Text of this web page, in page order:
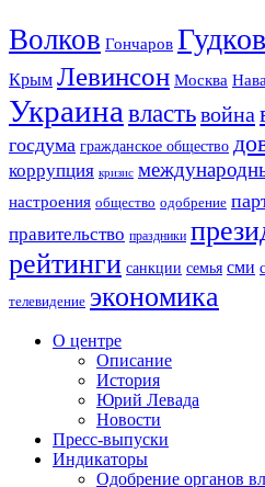
Волков Гончаров Гудков
Крым Левинсон Москва
Украина властьвойна
госдума гражданское общество
коррупция кризис
настроения общество одобрение
правительство праздники
рейтинги санкции семья сми
телевидение экономика
О центре
Описание
История
Юрий Левада
Новости
Пресс-выпуски
Индикаторы
Одобрение органов